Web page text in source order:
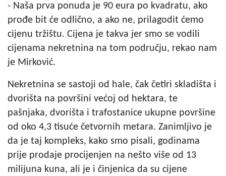
- Naša prva ponuda je 90 eura po kvadratu, ako
prođe bit će odlično, a ako ne, prilagodit ćemo
cijenu tržištu. Cijena je takva jer smo se vodili
cijenama nekretnina na tom području, rekao nam
je Mirković.
Nekretnina se sastoji od hale, čak četiri skladišta i
dvorišta na površini većoj od hektara, te
pašnjaka, dvorišta i trafostanice ukupne površine
od oko 4,3 tisuće četvornih metara. Zanimljivo je
da je taj kompleks, kako smo pisali, godinama
prije prodaje procijenjen na nešto više od 13
milijuna kuna, ali je i činjenica da su cijene